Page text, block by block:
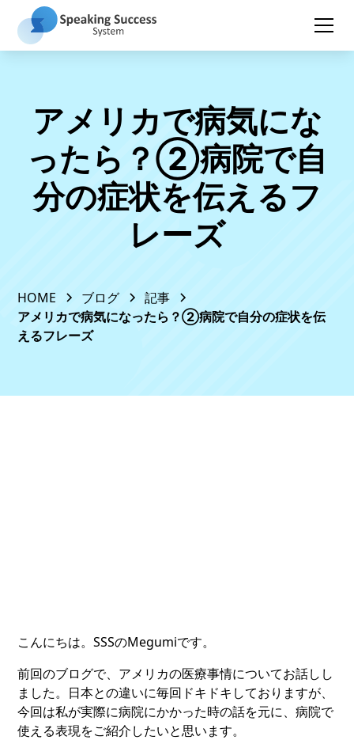
アメリカで病気にな
ったら？②病院で自
分の症状を伝えるフ
レーズ
HOME ブログ
記事
アメリカで病気になったら？②病院で自分の症状を伝
えるフレーズ
こんにちは。SSSのMegumiです。
前回のブログで、アメリカの医療事情についてお話しし
ました。日本との違いに毎回ドキドキしておりますが、
今回は私が実際に病院にかかった時の話を元に、病院で
使える表現をご紹介したいと思います。